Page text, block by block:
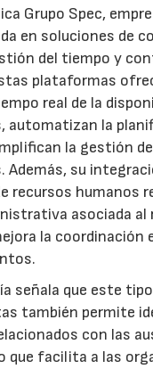
Grupo Spec,
en soluciones de
del tiempo y
plataformas
real de la
automatizan la
la gestión de
Además, su
recursos humanos
asociada al
la coordinación
señala que este
también permite
con las
que facilita a las